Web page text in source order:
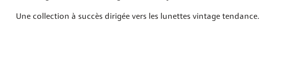
Une collection à succès dirigée vers les lunettes vintage tendance.